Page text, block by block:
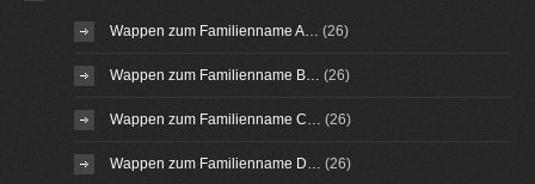
Wappen zum Familienname A… (26)
Wappen zum Familienname B… (26)
Wappen zum Familienname C… (26)
Wappen zum Familienname D… (26)